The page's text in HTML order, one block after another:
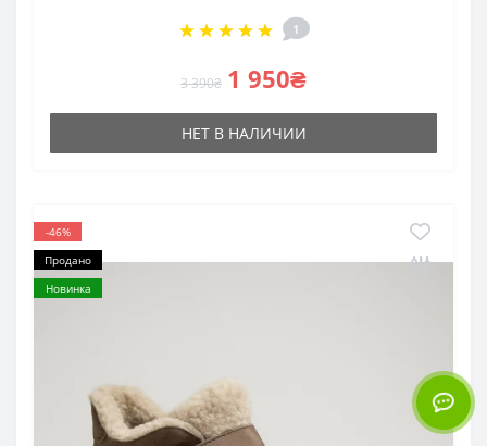
1
3 390₴ 1 950₴
НЕТ В НАЛИЧИИ
-46%
Продано
Новинка